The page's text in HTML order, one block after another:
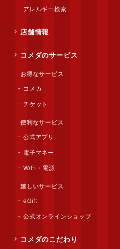
アレルギー検索
店舗情報
コメダのサービス
お得なサービス
コメカ
チケット
便利なサービス
公式アプリ
電子マネー
WiFi・電源
嬉しいサービス
eGift
公式オンラインショップ
コメダのこだわり